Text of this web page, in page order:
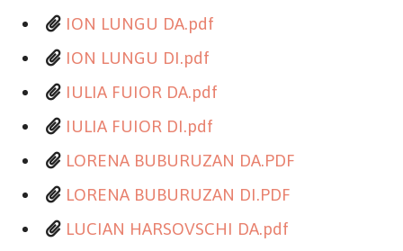
ION LUNGU DA.pdf
ION LUNGU DI.pdf
IULIA FUIOR DA.pdf
IULIA FUIOR DI.pdf
LORENA BUBURUZAN DA.PDF
LORENA BUBURUZAN DI.PDF
LUCIAN HARSOVSCHI DA.pdf